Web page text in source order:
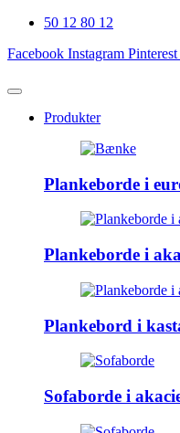
50 12 80 12
Facebook Instagram Pinterest
Produkter
Plankeborde i
Plankeborde i
Plankebord i
Sofaborde i